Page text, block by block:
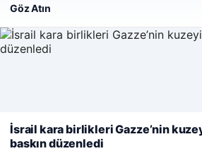
Prenses Night Club
Nisan 29, 2026
Web sitemizi nasıl kullandığınızı daha
kullanıyoruz.Çerez Politikamız
Göz Atın
İsrail kara birlikleri Gazze’nin
baskın düzenledi